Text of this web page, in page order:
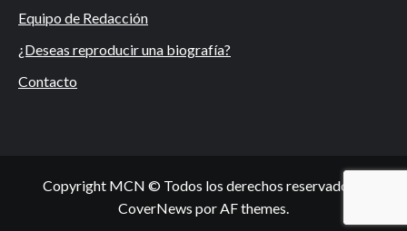
Equipo de Redacción
¿Deseas reproducir una biografía?
Contacto
Copyright MCN © Todos los derechos reservados.
CoverNews por AF themes.